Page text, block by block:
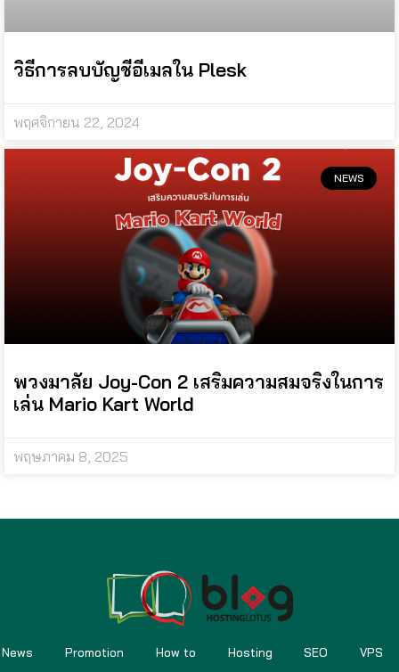
วิธีการลบบัญชีอีเมลใน Plesk
พฤศจิกายน 22, 2024
NEWS
พวงมาลัย Joy-Con 2 เสริมความสมจริงในการ
เล่น Mario Kart World
พฤษภาคม 8, 2025
News Promotion How to Hosting SEO VPS